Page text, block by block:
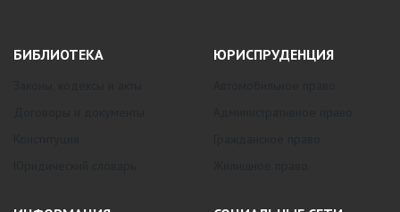
БИБЛИОТЕКА ЮРИСПРУДЕНЦИЯ